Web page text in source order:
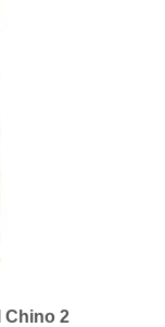
Chino 2